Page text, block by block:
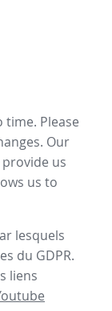
Please
Our
us
us to
lesquels
du GDPR.
liens